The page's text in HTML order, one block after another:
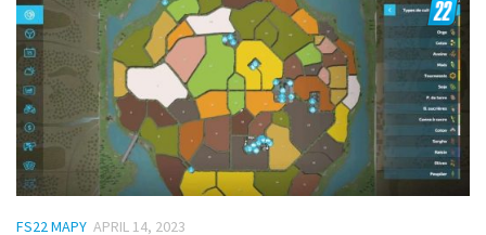
FS22 MAPY APRIL 14, 2023